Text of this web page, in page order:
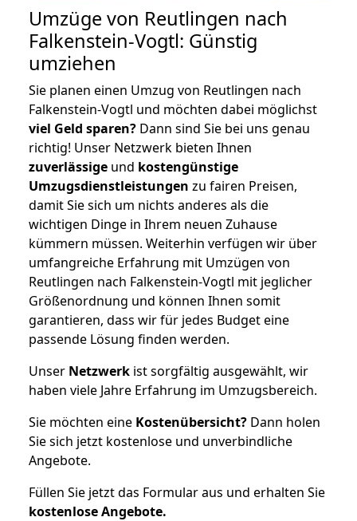
Umzüge von Reutlingen nach
Falkenstein-Vogtl: Günstig
umziehen
Sie planen einen Umzug von Reutlingen nach
Falkenstein-Vogtl und möchten dabei möglichst
viel Geld sparen? Dann sind Sie bei uns genau
richtig! Unser Netzwerk bieten Ihnen
zuverlässige und kostengünstige
Umzugsdienstleistungen zu fairen Preisen,
damit Sie sich um nichts anderes als die
wichtigen Dinge in Ihrem neuen Zuhause
kümmern müssen. Weiterhin verfügen wir über
umfangreiche Erfahrung mit Umzügen von
Reutlingen nach Falkenstein-Vogtl mit jeglicher
Größenordnung und können Ihnen somit
garantieren, dass wir für jedes Budget eine
passende Lösung finden werden.
Unser Netzwerk ist sorgfältig ausgewählt, wir
haben viele Jahre Erfahrung im Umzugsbereich.
Sie möchten eine Kostenübersicht? Dann holen
Sie sich jetzt kostenlose und unverbindliche
Angebote.
Füllen Sie jetzt das Formular aus und erhalten Sie
kostenloseAngebote.